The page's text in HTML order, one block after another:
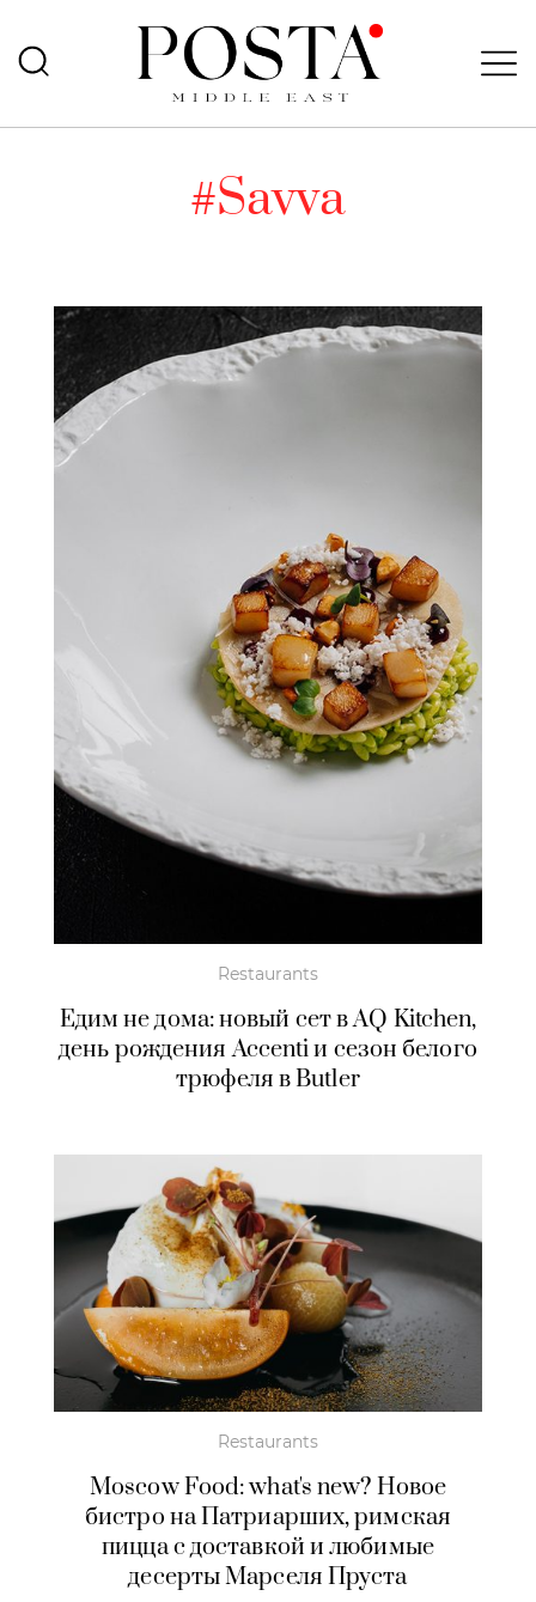
#Savva
Restaurants
Едим не дома: новый сет в AQ Kitchen,
день рождения Accenti и сезон белого
трюфеля в Butler
Restaurants
Moscow Food: what's new? Новое
бистро на Патриарших, римская
пицца с доставкой и любимые
десерты Марселя Пруста